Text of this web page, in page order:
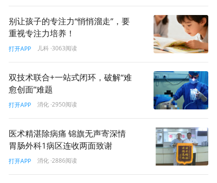
别让孩子的专注力“悄悄溜走”，要
重视专注力培养！
打开APP 儿科 ·3063阅读
双技术联合+一站式闭环，破解“难
愈创面”难题
打开APP 消化 ·2950阅读
医术精湛除病痛 锦旗无声寄深情
胃肠外科1病区连收两面致谢
打开APP 消化 ·2886阅读